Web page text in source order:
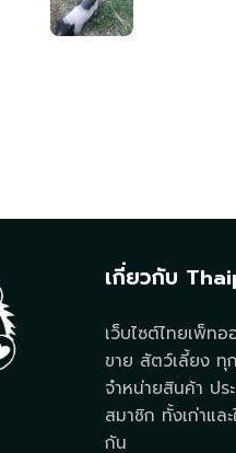
เกี่ยวกับ
เว็บไซต์ไทยเพ็ท
ขาย สัตว์เลี้ยง ทุ
จำหน่ายสินค้า ป
สมาชิก ทั้งเก่าแล
กัน